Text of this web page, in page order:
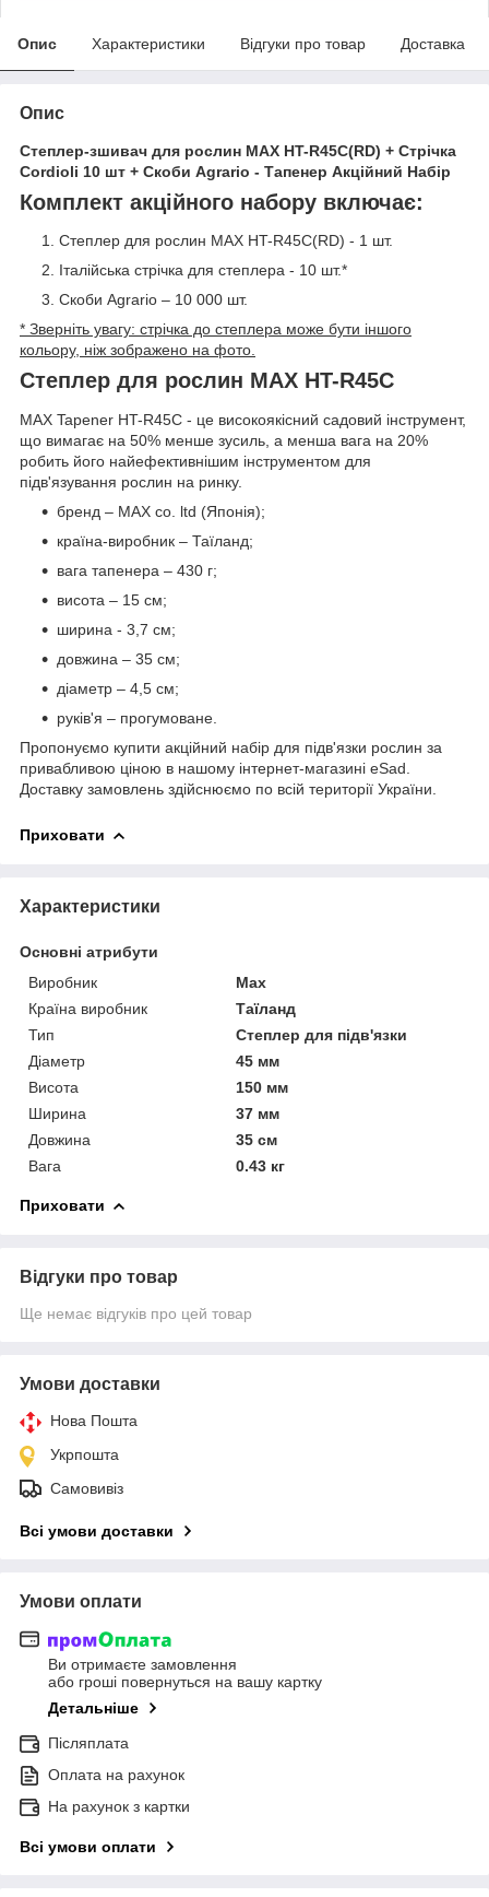
Опис Характеристики Відгуки про товар Доставка
Опис
Степлер-зшивач для рослин MAX HT-R45C(RD) + Стрічка
Cordioli 10 шт + Скоби Agrario - Тапенер Акційний Набір
Комплект акційного набору включає:
Степлер для рослин MAX HT-R45C(RD) - 1 шт.
Італійська стрічка для степлера - 10 шт.*
Скоби Agrario – 10 000 шт.
* Зверніть увагу: стрічка до степлера може бути іншого
кольору, ніж зображено на фото.
Степлер для рослин МAX HT-R45C
MAX Tapener HT-R45C - це високоякісний садовий інструмент,
що вимагає на 50% менше зусиль, а менша вага на 20%
робить його найефективнішим інструментом для
підв'язування рослин на ринку.
бренд – MAX co. ltd (Японія);
країна-виробник – Таїланд;
вага тапенера – 430 г;
висота – 15 см;
ширина - 3,7 см;
довжина – 35 см;
діаметр – 4,5 см;
руків'я – прогумоване.
Пропонуємо купити акційний набір для підв'язки рослин за
привабливою ціною в нашому інтернет-магазині eSad.
Доставку замовлень здійснюємо по всій території України.
Приховати
Характеристики
Основні атрибути
Виробник
Max
Країна виробник
Таїланд
Тип
Степлер для підв'язки
Діаметр
45 мм
Висота
150 мм
Ширина
37 мм
Довжина
35 см
Вага
0.43 кг
Приховати
Відгуки про товар
Ще немає відгуків про цей товар
Умови доставки
Нова Пошта
Укрпошта
Самовивіз
Всі умови доставки
Умови оплати
Ви отримаєте замовлення
або гроші повернуться на вашу картку
Детальніше
Післяплата
Оплата на рахунок
На рахунок з картки
Всі умови оплати